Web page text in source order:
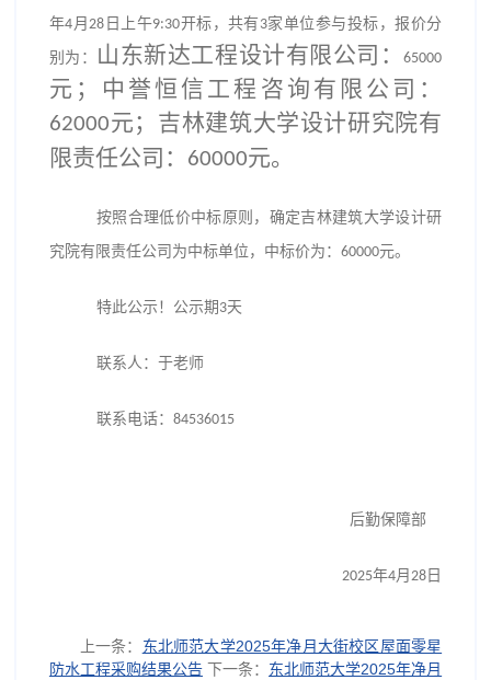
年4月28 日上午9:30开标，共有 3家单位参与投标，报价分
别为： 山东新达工程设计有限公司 ：65000
元； 中誉恒信工程咨询有限公司：
62000元； 吉林建筑大学设计研究院有
限责任公司：
60000元。
按照合理低价中标原则，确定吉林建筑大学设计研
究院有限责任公司 为中标单位，中标价为： 60000元。
特此公示！公示期 3天
联系人： 于老师
联系电话： 84536015
后勤保障部
2025年4月28 日
上一条： 东北师范大学2025年净月大街校区屋面零星
防水工程采购结果公告下一条： 东北师范大学2025年净月